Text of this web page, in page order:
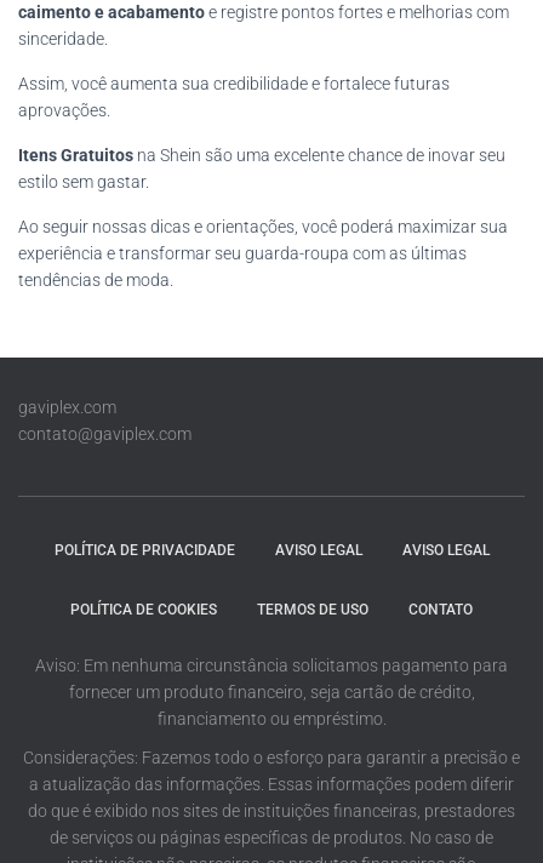
caimento e acabamentoe registre pontos fortes e melhorias com
sinceridade.
Assim, você aumenta sua credibilidade e fortalece futuras
aprovações.
Itens Gratuitos na Shein são uma excelente chance de inovar seu
estilo sem gastar.
Ao seguir nossas dicas e orientações, você poderá maximizar sua
experiência e transformar seu guarda-roupa com as últimas
tendências de moda.
gaviplex.com
contato@gaviplex.com
POLÍTICA DE PRIVACIDADE AVISO LEGAL AVISO LEGAL
POLÍTICA DE COOKIES TERMOS DE USO CONTATO
Aviso: Em nenhuma circunstância solicitamos pagamento para
fornecer um produto financeiro, seja cartão de crédito,
financiamento ou empréstimo.
Considerações: Fazemos todo o esforço para garantir a precisão e
a atualização das informações. Essas informações podem diferir
do que é exibido nos sites de instituições financeiras, prestadores
de serviços ou páginas específicas de produtos. No caso de